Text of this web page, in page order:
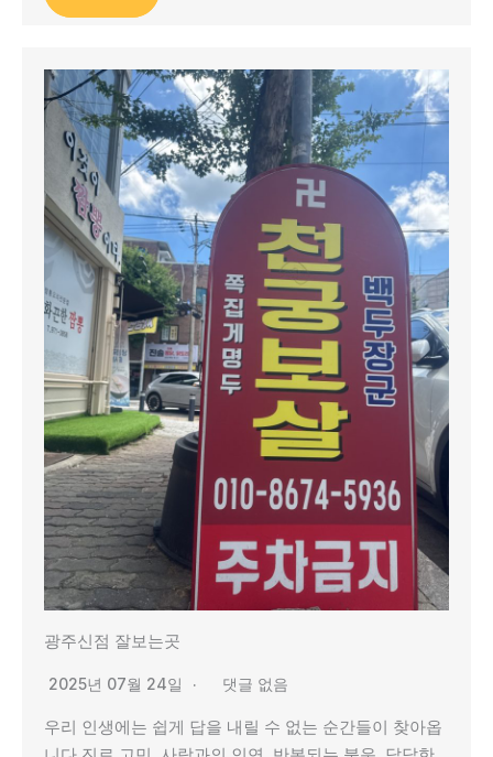
광주신점 잘보는곳
2025년 07월 24일 댓글 없음
우리 인생에는 쉽게 답을 내릴 수 없는 순간들이 찾아옵